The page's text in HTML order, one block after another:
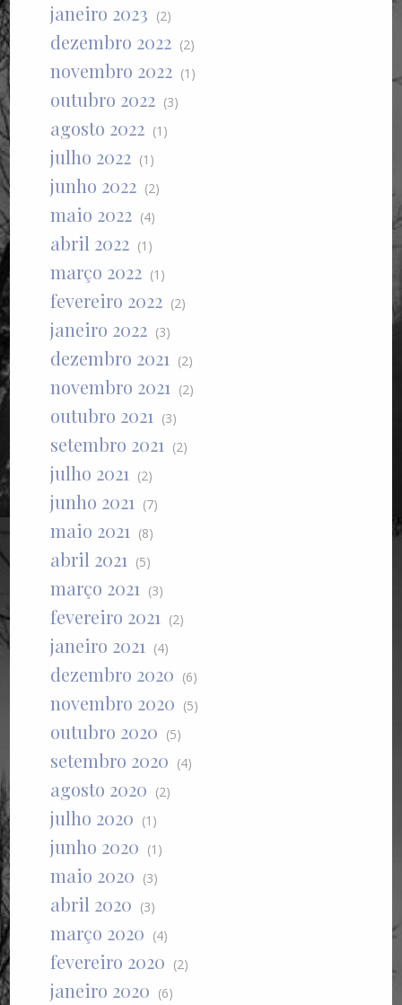
janeiro 2023 (2)
dezembro 2022 (2)
novembro 2022 (1)
outubro 2022 (3)
agosto 2022 (1)
julho 2022 (1)
junho 2022 (2)
maio 2022 (4)
abril 2022 (1)
março 2022 (1)
fevereiro 2022 (2)
janeiro 2022 (3)
dezembro 2021 (2)
novembro 2021 (2)
outubro 2021 (3)
setembro 2021 (2)
julho 2021 (2)
junho 2021 (7)
maio 2021 (8)
abril 2021 (5)
março 2021 (3)
fevereiro 2021 (2)
janeiro 2021 (4)
dezembro 2020 (6)
novembro 2020 (5)
outubro 2020 (5)
setembro 2020 (4)
agosto 2020 (2)
julho 2020 (1)
junho 2020 (1)
maio 2020 (3)
abril 2020 (3)
março 2020 (4)
fevereiro 2020 (2)
janeiro 2020 (6)